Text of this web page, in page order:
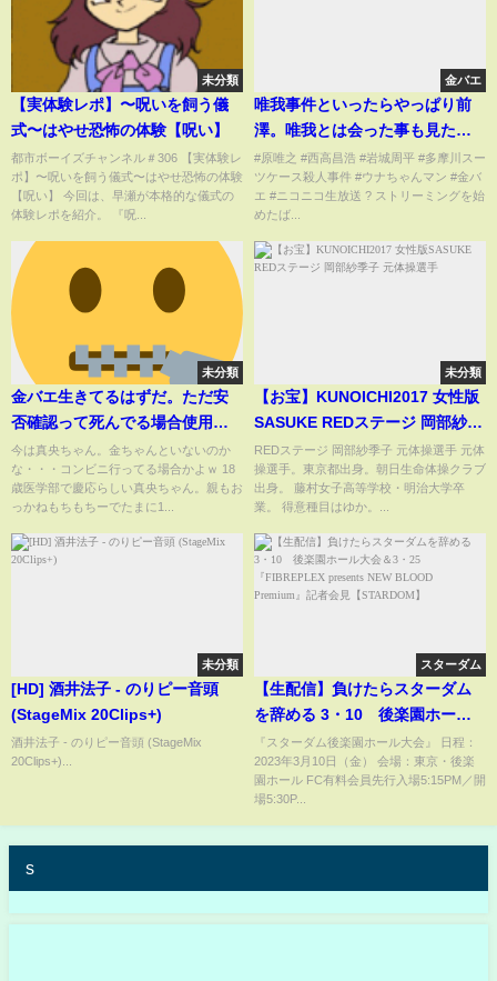
未分類
【実体験レポ】〜呪いを飼う儀
式〜はやせ恐怖の体験【呪い】
都市ボーイズチャンネル＃306 【実体験レ
ポ】〜呪いを飼う儀式〜はやせ恐怖の体験
【呪い】 今回は、早瀬が本格的な儀式の
体験レポを紹介。 『呪...
金バエ
唯我事件といったらやっぱり前
澤。唯我とは会った事も見た事
もございません。今裁判の傍聴
もした事ございませんが一番正
#原唯之 #西高昌浩 #岩城周平 #多摩川スー
ツケース殺人事件 #ウナちゃんマン #金バ
エ #ニコニコ生放送 ?️ ストリーミングを始
めたば...
未分類
金バエ生きてるはずだ。ただ安
否確認って死んでる場合使用す
る言葉？？金バエ防衛隊まおち
ゃん、真央ちゃん教えて！まお
はがんばるであります。頑張る
頼むよ・・こりゃまおちゃんの
今は真央ちゃん。金ちゃんといないのか
な・・・コンビニ行ってる場合かよｗ 18
歳医学部で慶応らしい真央ちゃん。親もお
っかねもちもちーでたまに1...
未分類
【お宝】KUNOICHI2017 女性版
SASUKE REDステージ 岡部紗季
子 元体操選手
REDステージ 岡部紗季子 元体操選手 元体
操選手。東京都出身。朝日生命体操クラブ
出身。 藤村女子高等学校・明治大学卒
業。 得意種目はゆか。...
未分類
[HD] 酒井法子 - のりピー音頭
(StageMix 20Clips+)
酒井法子 - のりピー音頭 (StageMix
20Clips+)...
スターダム
【生配信】負けたらスターダム
を辞める 3・10 後楽園ホール
大会＆3・25 『FIBREPLEX
presents NEW BLOOD
Premium』記者会見
『スターダム後楽園ホール大会』 日程：
2023年3月10日（金） 会場：東京・後楽
園ホール FC有料会員先行入場5:15PM／開
場5:30P...
s